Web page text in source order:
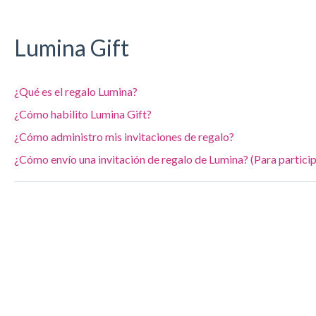
Lumina Gift
¿Qué es el regalo Lumina?
¿Cómo habilito Lumina Gift?
¿Cómo administro mis invitaciones de regalo?
¿Cómo envío una invitación de regalo de Lumina? (Para